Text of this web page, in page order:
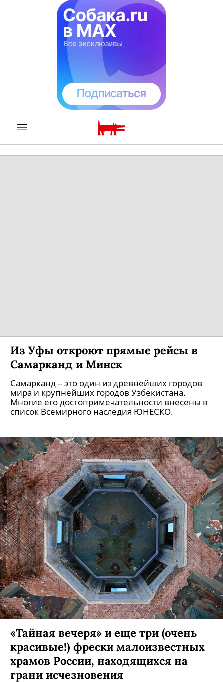
Из Уфы откроют прямые рейсы в
Самарканд и Минск
Самарканд – это один из древнейших городов
мира и крупнейших городов Узбекистана.
Многие его достопримечательности внесены в
список Всемирного наследия ЮНЕСКО.
«Тайная вечеря» и еще три (очень
красивые!) фрески малоизвестных
храмов России, находящихся на
грани исчезновения